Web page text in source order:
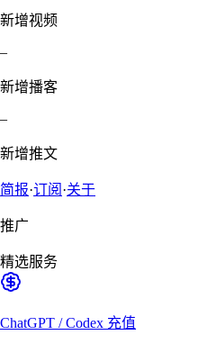
新增视频
–
新增播客
–
新增推文
简报·订阅 ·关于
推广
精选服务
ChatGPT / Codex 充值